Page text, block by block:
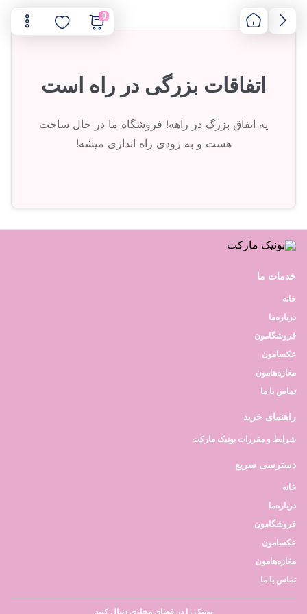
0
اتفاقات بزرگی در راه است
یه اتفاق بزرگ در راهه! فروشگاه ما در حال ساخت
هست و به زودی راه اندازی میشه!
خدمات ما
خانه
درباره‌ما
فروشگامون
عکسامون
مغازه‌هامون
تماس با ما
راهنمای خرید
شرایط و مقررات بونیک مارکت
دسترسی سریع
خانه
درباره‌ما
فروشگامون
عکسامون
مغازه‌هامون
تماس با ما
بونیک را در فضای مجازی دنبال کنید